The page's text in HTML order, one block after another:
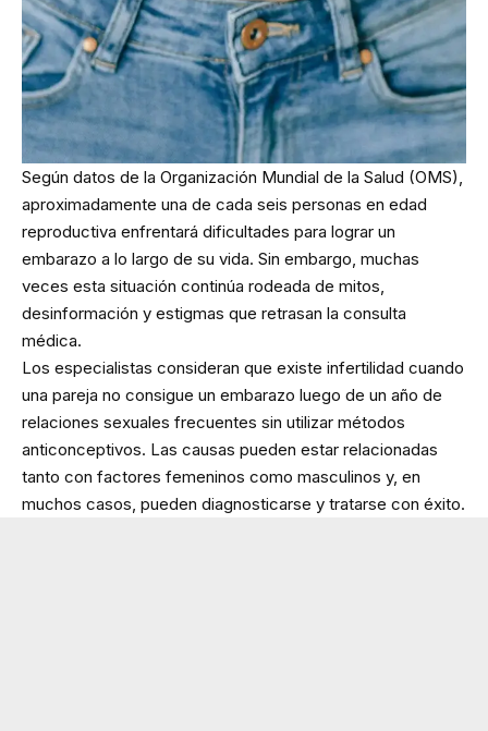
Según datos de la Organización Mundial de la Salud (OMS),
aproximadamente una de cada seis personas en edad
reproductiva enfrentará dificultades para lograr un
embarazo a lo largo de su vida. Sin embargo, muchas
veces esta situación continúa rodeada de mitos,
desinformación y estigmas que retrasan la consulta
médica.
Los especialistas consideran que existe infertilidad cuando
una pareja no consigue un embarazo luego de un año de
relaciones sexuales frecuentes sin utilizar métodos
anticonceptivos. Las causas pueden estar relacionadas
tanto con factores femeninos como masculinos y, en
muchos casos, pueden diagnosticarse y tratarse con éxito.